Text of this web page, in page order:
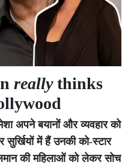
reallythinks
अपने बयानों और व्यवहार को
में हैं उनकी को-स्टार
की महिलाओं को लेकर सोच